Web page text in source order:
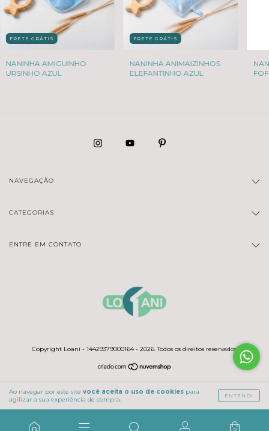
Ao navegar por este site você aceita o uso de cookies para
agilizar a sua experiência de compra.
ENTENDI
0
FRETE GRÁTIS
NANINHA AMIGUINHO
URSINHO AZUL
FRETE GRÁTIS
NANINHA ANIMAIZINHOS
ELEFANTINHO AZUL
NAVEGAÇÃO
CATEGORIAS
ENTRE EM CONTATO
Copyright Loaní - 14429379000164 - 2026. Todos os direitos reservados.